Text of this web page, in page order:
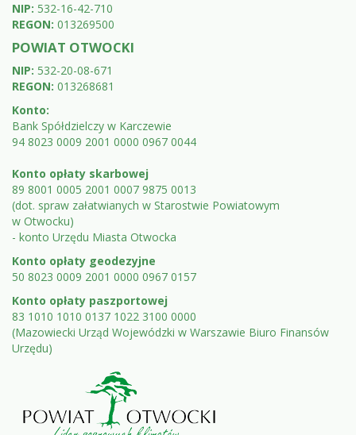
NIP: 532-16-42-710
REGON: 013269500
POWIAT OTWOCKI
NIP: 532-20-08-671
REGON: 013268681
Konto:
Bank Spółdzielczy w Karczewie
94 8023 0009 2001 0000 0967 0044
Konto opłaty skarbowej
89 8001 0005 2001 0007 9875 0013
(dot. spraw załatwianych w Starostwie Powiatowym
w Otwocku)
- konto Urzędu Miasta Otwocka
Konto opłaty geodezyjne
50 8023 0009 2001 0000 0967 0157
Konto opłaty paszportowej
83 1010 1010 0137 1022 3100 0000
(Mazowiecki Urząd Wojewódzki w Warszawie Biuro Finansów
Urzędu)